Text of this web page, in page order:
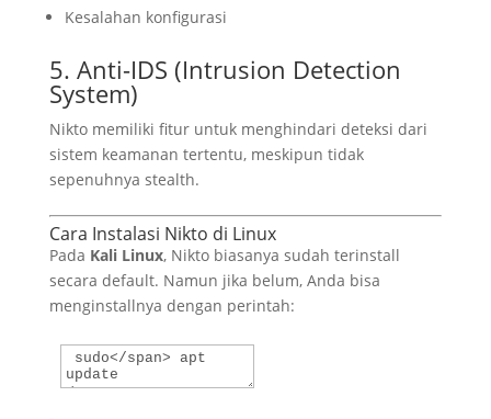
Kesalahan konfigurasi
5. Anti-IDS (Intrusion Detection
System)
Nikto memiliki fitur untuk menghindari deteksi dari
sistem keamanan tertentu, meskipun tidak
sepenuhnya stealth.
Cara Instalasi Nikto di Linux
Pada Kali Linux, Nikto biasanya sudah terinstall
secara default. Namun jika belum, Anda bisa
menginstallnya dengan perintah: